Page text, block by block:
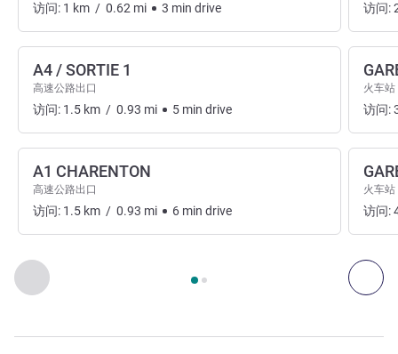
上一个 - 出入和交通 下
第 页，共
访问: 1 km / 0.62 mi 3 min drive
A4 / SORTIE 1
高速公路出口
访问: 1.5 km / 0.93 mi 5 min drive
A1 CHARENTON
高速公路出口
访问: 1.5 km / 0.93 mi 6 min drive
访问:
火车站
访问:
火车站
访问: